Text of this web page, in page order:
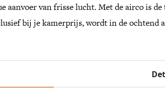
aanvoer van frisse lucht. Met de airco is
bij je kamerprijs, wordt in de ochtend
je alles mee voor een picknick in het